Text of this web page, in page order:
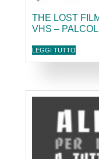
THE LOST
VHS –
LEGGI TUTTO